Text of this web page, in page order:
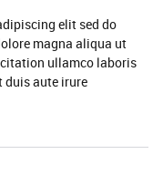
elit sed do
magna aliqua ut
ullamco laboris
duis aute irure